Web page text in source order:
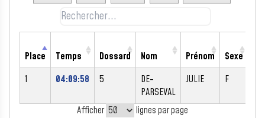
Place Temps Dossard Nom Prénom Sexe
1
04:09:58 5
DE-
PARSEVAL
JULIE F
Afficher lignes par page